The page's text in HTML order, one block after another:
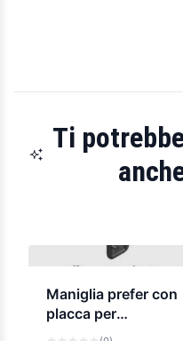
Ti
Maniglia prefer con
placca per
basculante